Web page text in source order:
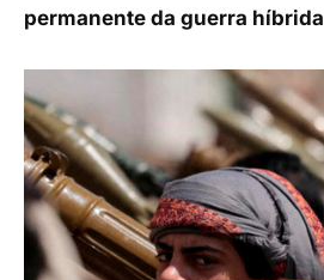
permanente da guerra híbrida